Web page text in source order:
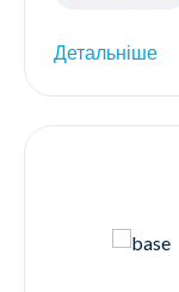
Детальніше